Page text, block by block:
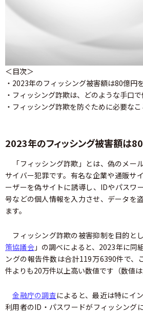
＜目次＞
・2023年のフィッシング被害額は80億円
・フィッシング詐欺は、どのような手口
・フィッシング詐欺を防ぐために必要な
2023年のフィッシング被害額は
「フィッシング詐欺」とは、偽のメー
サイバー犯罪です。有名な企業や通販サ
ーザーを偽サイトに誘導し、IDやパスワ
号などの個人情報を入力させ、データを
ます。
フィッシング詐欺の被害抑制を目的と
策協議会」の調べによると、2023年に同
ングの報告件数は合計119万6390件で、
件よりも20万件以上高い数値です（数値は
金融庁の調査によると、最近は特にイ
利用者のID・パスワードがフィッシング